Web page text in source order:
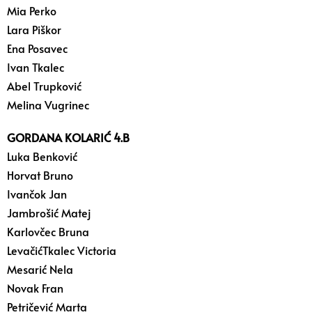
Mia Perko
Lara Piškor
Ena Posavec
Ivan Tkalec
Abel Trupković
Melina Vugrinec
GORDANA KOLARIĆ 4.B
Luka Benković
Horvat Bruno
Ivančok Jan
Jambrošić Matej
Karlovčec Bruna
LevačićTkalec Victoria
Mesarić Nela
Novak Fran
Petričević Marta